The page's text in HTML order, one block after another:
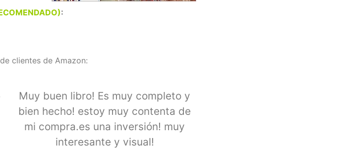
:
de clientes de Amazon:
Muy buen libro! Es muy completo y
bien hecho! estoy muy contenta de
mi compra.es una inversión! muy
interesante y visual!